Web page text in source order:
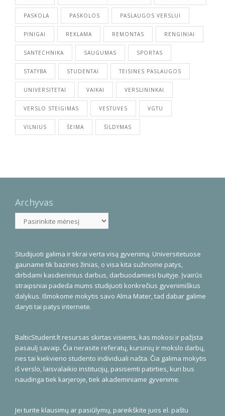
PASKOLA PASKOLOS PASLAUGOS VERSLUI
PINIGAI REKLAMA REMONTAS RENGINIAI
SANTECHNIKA SAUGUMAS SPORTAS
STATYBA STUDENTAI TEISINĖS PASLAUGOS
UNIVERSITETAI VAIKAI VERSLININKAI
VERSLO STEIGIMAS VESTUVĖS VGTU
VILNIUS ŠEIMA ŠILDYMAS
Archyvas
Archyvas
Studijuoti galima ir tikrai verta visą gyvenimą. Universitetuose
gauname tik bazines žinias, o visa kita sužinome patys,
dirbdami kasdieninius darbus, darbuodamiesi buityje. Įvairūs
straipsniai padeda mums studijuoti konkrečius gyvenimiškus
dalykus. Išmokome mokytis savo Alma Mater, tad dabar galime
daryti tai patys internete.
BalticStudent.lt resursas skirtas visiems, kas mokosi ir pažįsta
pasaulį savaip. Čia nerasite referatų, kursinių ir mokslo darbų,
nes tai kiekvieno studento individuali našta. Čia galima mokytis
iš verslo, laisvalaikio institucijų, pasisemti patirties, kuri bus
naudinga tiek karjeroje, tiek akademiniame gyvenime.
Jei turite klausimų ar pasiūlymų, pareikškite juos el. paštu